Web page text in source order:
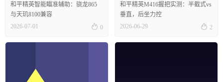
和平精英智能瞄准辅助：骁龙865
与天玑8100兼容
2026-07-01
 0
和平精英M416握把实测：半截式vs
垂直，后坐力控
2026-06-29
 2